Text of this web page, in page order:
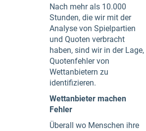
Nach mehr als 10.000
Stunden, die wir mit der
Analyse von Spielpartien
und Quoten verbracht
haben, sind wir in der Lage,
Quotenfehler von
Wettanbietern zu
identifizieren.
Wettanbieter machen
Fehler
Überall wo Menschen ihre